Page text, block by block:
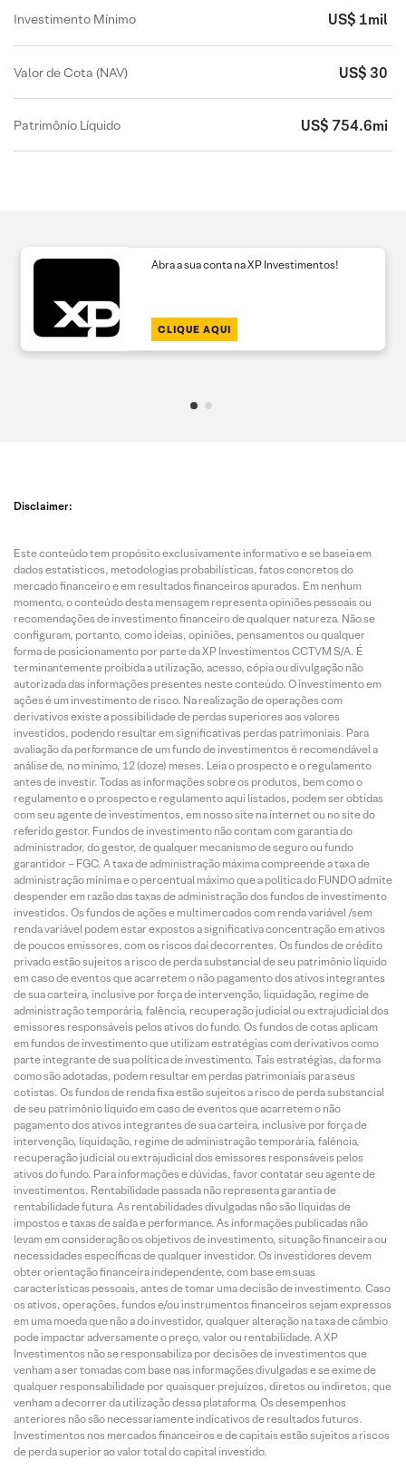
Investimento Mínimo US$ 1mil
Valor de Cota (NAV) US$ 30
Patrimônio Líquido US$ 754.6mi
Abra a sua conta na XP Investimentos!
CLIQUE AQUI
Disclaimer:
Este conteúdo tem propósito exclusivamente informativo e se baseia em
dados estatísticos, metodologias probabilísticas, fatos concretos do
mercado financeiro e em resultados financeiros apurados. Em nenhum
momento, o conteúdo desta mensagem representa opiniões pessoais ou
recomendações de investimento financeiro de qualquer natureza. Não se
configuram, portanto, como ideias, opiniões, pensamentos ou qualquer
forma de posicionamento por parte da XP Investimentos CCTVM S/A. É
terminantemente proibida a utilização, acesso, cópia ou divulgação não
autorizada das informações presentes neste conteúdo. O investimento em
ações é um investimento de risco. Na realização de operações com
derivativos existe a possibilidade de perdas superiores aos valores
investidos, podendo resultar em significativas perdas patrimoniais. Para
avaliação da performance de um fundo de investimentos é recomendável a
análise de, no mínimo, 12 (doze) meses. Leia o prospecto e o regulamento
antes de investir. Todas as informações sobre os produtos, bem como o
regulamento e o prospecto e regulamento aqui listados, podem ser obtidas
com seu agente de investimentos, em nosso site na internet ou no site do
referido gestor. Fundos de investimento não contam com garantia do
administrador, do gestor, de qualquer mecanismo de seguro ou fundo
garantidor – FGC. A taxa de administração máxima compreende a taxa de
administração mínima e o percentual máximo que a política do FUNDO admite
despender em razão das taxas de administração dos fundos de investimento
investidos. Os fundos de ações e multimercados com renda variável /sem
renda variável podem estar expostos a significativa concentração em ativos
de poucos emissores, com os riscos daí decorrentes. Os fundos de crédito
privado estão sujeitos a risco de perda substancial de seu patrimônio líquido
em caso de eventos que acarretem o não pagamento dos ativos integrantes
de sua carteira, inclusive por força de intervenção, liquidação, regime de
administração temporária, falência, recuperação judicial ou extrajudicial dos
emissores responsáveis pelos ativos do fundo. Os fundos de cotas aplicam
em fundos de investimento que utilizam estratégias com derivativos como
parte integrante de sua política de investimento. Tais estratégias, da forma
como são adotadas, podem resultar em perdas patrimoniais para seus
cotistas. Os fundos de renda fixa estão sujeitos a risco de perda substancial
de seu patrimônio líquido em caso de eventos que acarretem o não
pagamento dos ativos integrantes de sua carteira, inclusive por força de
intervenção, liquidação, regime de administração temporária, falência,
recuperação judicial ou extrajudicial dos emissores responsáveis pelos
ativos do fundo. Para informações e dúvidas, favor contatar seu agente de
investimentos. Rentabilidade passada não representa garantia de
rentabilidade futura. As rentabilidades divulgadas não são líquidas de
impostos e taxas de saída e performance. As informações publicadas não
levam em consideração os objetivos de investimento, situação financeira ou
necessidades específicas de qualquer investidor. Os investidores devem
obter orientação financeira independente, com base em suas
características pessoais, antes de tomar uma decisão de investimento. Caso
os ativos, operações, fundos e/ou instrumentos financeiros sejam expressos
em uma moeda que não a do investidor, qualquer alteração na taxa de câmbio
pode impactar adversamente o preço, valor ou rentabilidade. A XP
Investimentos não se responsabiliza por decisões de investimentos que
venham a ser tomadas com base nas informações divulgadas e se exime de
qualquer responsabilidade por quaisquer prejuízos, diretos ou indiretos, que
venham a decorrer da utilização dessa plataforma. Os desempenhos
anteriores não são necessariamente indicativos de resultados futuros.
Investimentos nos mercados financeiros e de capitais estão sujeitos a riscos
de perda superior ao valor total do capital investido.